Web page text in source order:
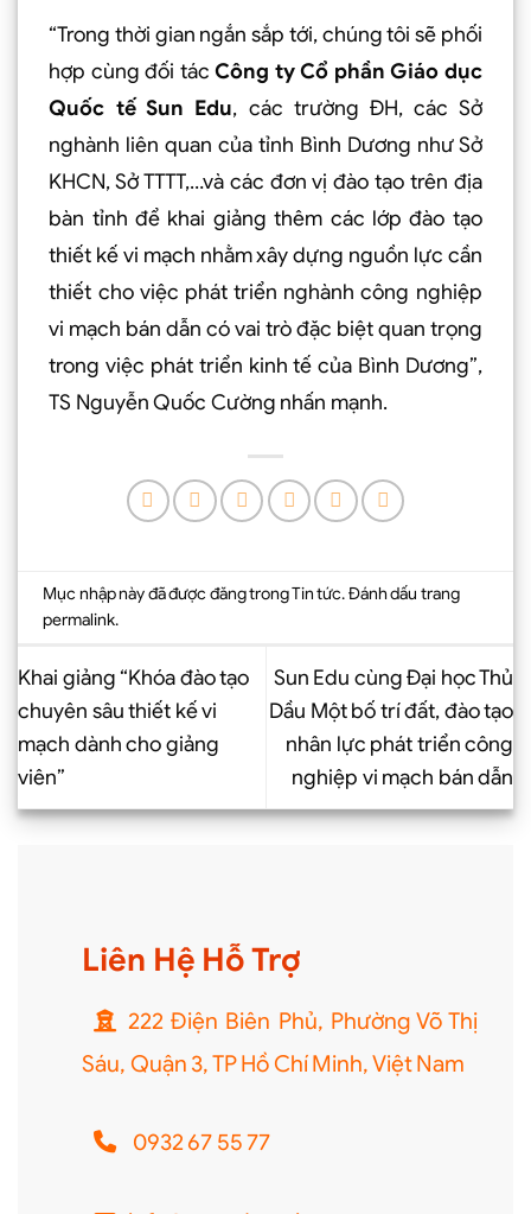
“Trong thời gian ngắn sắp tới, chúng tôi sẽ phối
hợp cùng đối tácCông ty Cổ phần Giáo dục
Quốc tế Sun Edu, các trường ĐH, các Sở
nghành liên quan của tỉnh Bình Dương như Sở
KHCN, Sở TTTT,…và các đơn vị đào tạo trên địa
bàn tỉnh để khai giảng thêm các lớp đào tạo
thiết kế vi mạch nhằm xây dựng nguồn lực cần
thiết cho việc phát triển nghành công nghiệp
vi mạch bán dẫn có vai trò đặc biệt quan trọng
trong việc phát triển kinh tế của Bình Dương”,
TS Nguyễn Quốc Cường nhấn mạnh.
Mục nhập này đã được đăng trongTin tức. Đánh dấu trang
permalink.
Khai giảng “Khóa đào tạo
chuyên sâu thiết kế vi
mạch dành cho giảng
viên”
Sun Edu cùng Đại học Thủ
Dầu Một bố trí đất, đào tạo
nhân lực phát triển công
nghiệp vi mạch bán dẫn
Liên Hệ Hỗ Trợ
222 Điện Biên Phủ, Phường Võ Thị
Sáu, Quận 3, TP Hồ Chí Minh, Việt Nam
0932 67 55 77